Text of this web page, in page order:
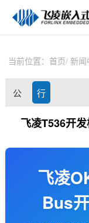
技术与支持
在线文档
关于飞凌
天猫商城
当前位置： 首页 新闻
公
司
行
业
讯
飞凌T536开
飞凌
Bus